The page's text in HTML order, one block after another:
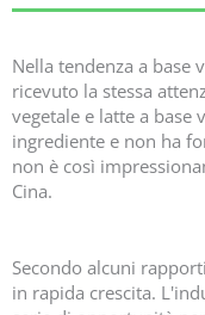
Nella tendenza a base
ricevuto la stessa
vegetale e latte a base
ingrediente e non ha
non è così
Cina.
Secondo alcuni
in rapida crescita.